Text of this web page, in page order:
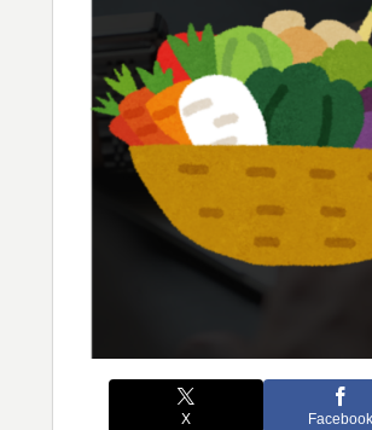
X Facebook